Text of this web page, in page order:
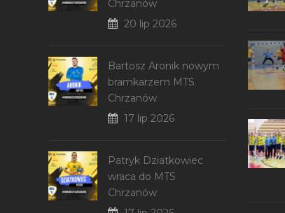
Chrzanów
20 lip 2026
Bartosz Aronik nowym
bramkarzem MTS
Chrzanów
17 lip 2026
Patryk Dziatkowiec
wraca do MTS
Chrzanów